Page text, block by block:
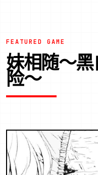
FEATURED GAME
妹相随～
险～